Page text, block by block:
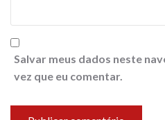
Salvar meus dados neste
vez que eu comentar.